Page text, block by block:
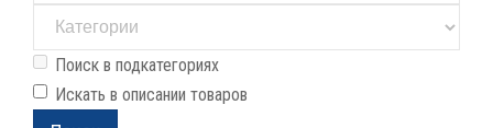
Поиск в подкатегориях
Искать в описании товаров